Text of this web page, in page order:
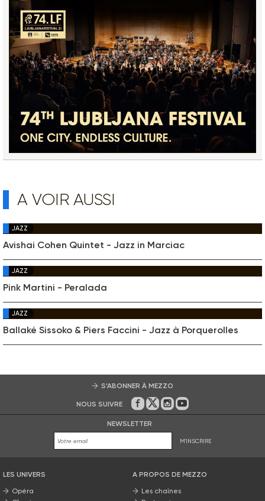
A VOIR AUSSI
JAZZ
Avishai Cohen Quintet - Jazz in Marciac
JAZZ
Pink Martini - Peralada
JAZZ
Ballaké Sissoko & Piers Faccini - Jazz à Porquerolles
S’ABONNER À MEZZO
NOUS SUIVRE Sur Facebook
Sur Twitter
Sur Instagram
Sur Youtube
NEWSLETTER
M'INSCRIRE
LES UNIVERS
Opéra
A PROPOS DE MEZZO
Les chaînes